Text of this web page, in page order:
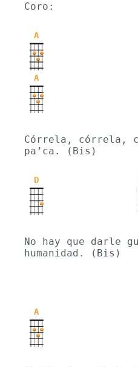
Coro:
A
A
Córrela, córrela,
pa’ca. (Bis)
D
No hay que darle
humanidad. (Bis)
A